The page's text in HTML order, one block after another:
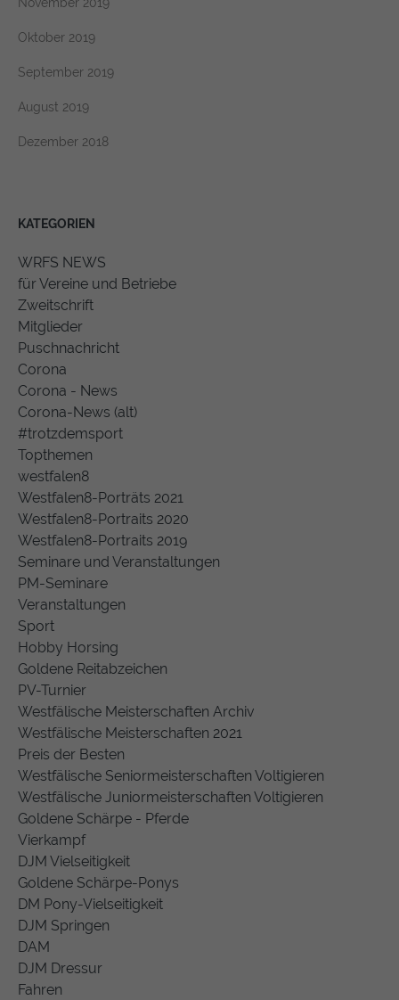
Oktober 2019
September 2019
August 2019
Dezember 2018
KATEGORIEN
WRFS NEWS
für Vereine und Betriebe
Zweitschrift
Mitglieder
Puschnachricht
Corona
Corona - News
Corona-News (alt)
#trotzdemsport
Topthemen
westfalen8
Westfalen8-Porträts 2021
Westfalen8-Portraits 2020
Westfalen8-Portraits 2019
Seminare und Veranstaltungen
PM-Seminare
Veranstaltungen
Sport
Hobby Horsing
Goldene Reitabzeichen
PV-Turnier
Westfälische Meisterschaften Archiv
Westfälische Meisterschaften 2021
Preis der Besten
Westfälische Seniormeisterschaften Voltigieren
Westfälische Juniormeisterschaften Voltigieren
Goldene Schärpe - Pferde
Vierkampf
DJM Vielseitigkeit
Goldene Schärpe-Ponys
DM Pony-Vielseitigkeit
DJM Springen
DAM
DJM Dressur
Fahren